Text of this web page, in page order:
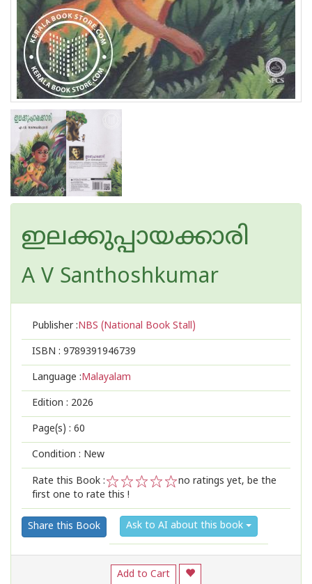
ഇലക്കുപ്പായക്കാരി
A V Santhoshkumar
Publisher :NBS (National Book Stall)
ISBN : 9789391946739
Language :Malayalam
Edition : 2026
Page(s) : 60
Condition : New
Rate this Book :
2
1
no ratings yet, be the
first one to rate this !
Share this Book Ask to AI about this book
Add to Cart